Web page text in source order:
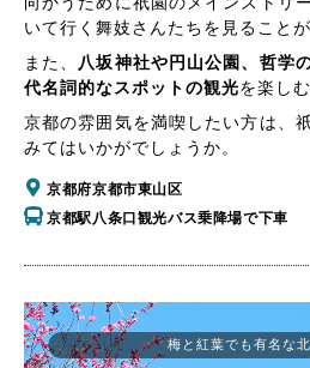
いて行く舞妓さんたちを見ることが
また、
八坂神社や円山公園、哲学
代名詞的なスポットの観光を楽し
京都の雰囲気を満喫したい方は、
みてはいかがでしょうか。
京都府京都市東山区
京都駅八条口観光バス乗降場で下車
梅と紅葉でも有名な